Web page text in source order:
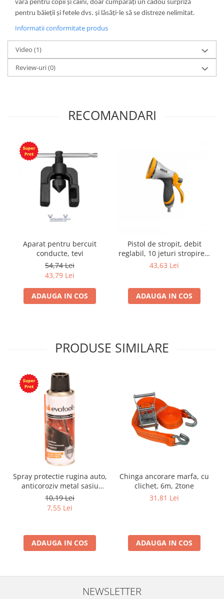
vară pentru copii și câini, doar cumpărați un cadou surpriză
pentru băieții și fetele dvs. și lăsăți-le să se distreze nelimitat.
Informatii conformitate produs
Video (1)
Review-uri(0)
RECOMANDARI
Aparat pentru bercuit
conducte, tevi
54,74 Lei
43,79 Lei
ADAUGA IN COS
Pistol de stropit, debit
reglabil, 10 jeturi stropire +
cupla furtun
43,63 Lei
ADAUGA IN COS
PRODUSE SIMILARE
Spray protectie rugina auto,
anticoroziv metal sasiu
praguri usi aerosol, 200 ml
10,19 Lei
7,55 Lei
ADAUGA IN COS
Chinga ancorare marfa, cu
clichet, 6m, 2tone
31,81 Lei
ADAUGA IN COS
NEWSLETTER